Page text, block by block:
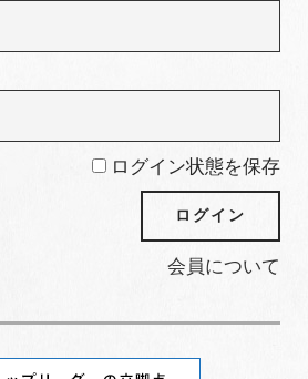
ログイン状態を保存
会員について